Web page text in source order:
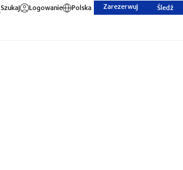
Szukaj Logowanie Polska Zarezerwuj Śledź